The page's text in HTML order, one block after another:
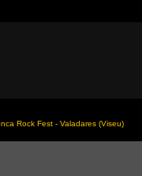
Rock Fest - Valadares (Viseu)